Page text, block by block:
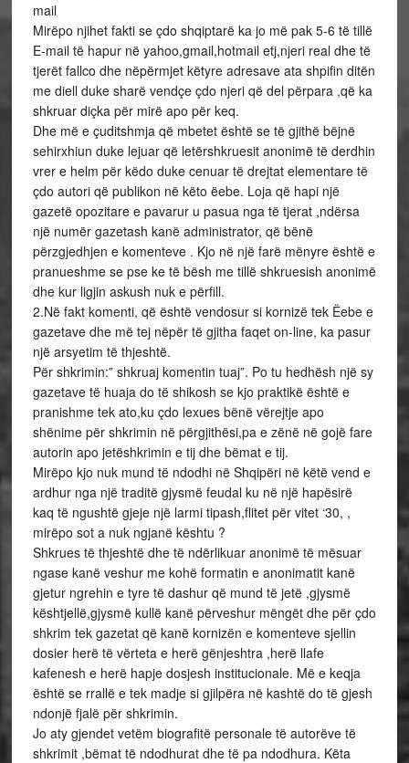
mail
Mirëpo njihet fakti se çdo shqiptarë ka jo më pak 5-6 të tillë
E-mail të hapur në yahoo,gmail,hotmail etj,njeri real dhe të
tjerët fallco dhe nëpërmjet këtyre adresave ata shpifin ditën
me diell duke sharë vendçe çdo njeri që del përpara ,që ka
shkruar diçka për mirë apo për keq.
Dhe më e çuditshmja që mbetet është se të gjithë bëjnë
sehirxhiun duke lejuar që letërshkruesit anonimë të derdhin
vrer e helm për këdo duke cenuar të drejtat elementare të
çdo autori që publikon në këto ëebe. Loja që hapi një
gazetë opozitare e pavarur u pasua nga të tjerat ,ndërsa
një numër gazetash kanë administrator, që bënë
përzgjedhjen e komenteve . Kjo në një farë mënyre është e
pranueshme se pse ke të bësh me tillë shkruesish anonimë
dhe kur ligjin askush nuk e përfill.
2.Në fakt komenti, që është vendosur si kornizë tek Ëebe e
gazetave dhe më tej nëpër të gjitha faqet on-line, ka pasur
një arsyetim të thjeshtë.
Për shkrimin:” shkruaj komentin tuaj”. Po tu hedhësh një sy
gazetave të huaja do të shikosh se kjo praktikë është e
pranishme tek ato,ku çdo lexues bënë vërejtje apo
shënime për shkrimin në përgjithësi,pa e zënë në gojë fare
autorin apo jetëshkrimin e tij dhe bëmat e tij.
Mirëpo kjo nuk mund të ndodhi në Shqipëri në këtë vend e
ardhur nga një traditë gjysmë feudal ku në një hapësirë
kaq të ngushtë gjeje një larmi tipash,flitet për vitet ‘30, ,
mirëpo sot a nuk ngjanë kështu ?
Shkrues të thjeshtë dhe të ndërlikuar anonimë të mësuar
ngase kanë veshur me kohë formatin e anonimatit kanë
gjetur ngrehin e tyre të dashur që mund të jetë ,gjysmë
kështjellë,gjysmë kullë kanë përveshur mëngët dhe për çdo
shkrim tek gazetat që kanë kornizën e komenteve sjellin
dosier herë të vërteta e herë gënjeshtra ,herë llafe
kafenesh e herë hapje dosjesh institucionale. Më e keqja
është se rrallë e tek madje si gjilpëra në kashtë do të gjesh
ndonjë fjalë për shkrimin.
Jo aty gjendet vetëm biografitë personale të autorëve të
shkrimit ,bëmat të ndodhurat dhe të pa ndodhura. Këta